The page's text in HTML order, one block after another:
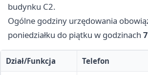
budynku C2.
Ogólne godziny urzędowania
poniedziałku do piątku w godzinach
Dział/Funkcja Telefon